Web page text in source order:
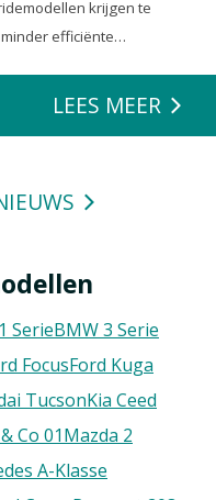
krijgen te
efficiënte
LEES MEER
SerieBMW 3 Serie
FocusFord Kuga
TucsonKia Ceed
Co 01Mazda 2
A-Klasse